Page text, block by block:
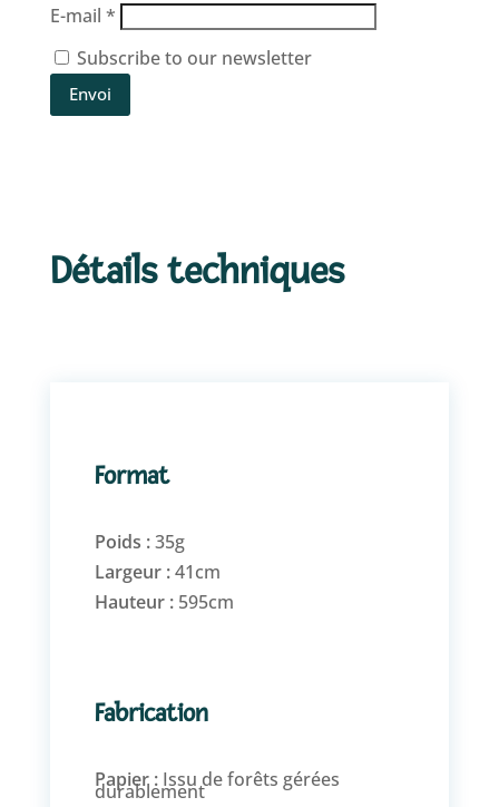
E-mail *
Subscribe to our newsletter
Envoi
Détails techniques
Format
Poids :35g
Largeur :41cm
Hauteur : 595cm
Fabrication
Papier : Issu de forêts gérées
durablement